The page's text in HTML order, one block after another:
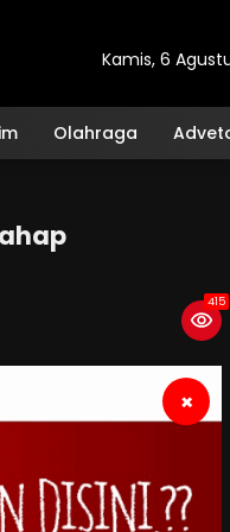
Kamis, 6
Olahraga
415
×